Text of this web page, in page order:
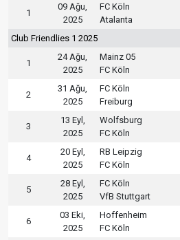
1
09 Ağu,
2025
FC Köln
Atalanta
Club Friendlies 1 2025
1
24 Ağu,
2025
Mainz 05
FC Köln
2
31 Ağu,
2025
FC Köln
Freiburg
3
13 Eyl,
2025
Wolfsburg
FC Köln
4
20 Eyl,
2025
RB Leipzig
FC Köln
5
28 Eyl,
2025
FC Köln
VfB Stuttgart
6
03 Eki,
2025
Hoffenheim
FC Köln